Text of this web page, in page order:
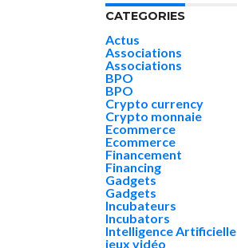
CATEGORIES
Actus
Associations
Associations
BPO
BPO
Crypto currency
Crypto monnaie
Ecommerce
Ecommerce
Financement
Financing
Gadgets
Gadgets
Incubateurs
Incubators
Intelligence Artificielle
jeux vidéo